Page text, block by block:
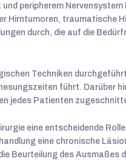
peripherem
Hirntumoren, traumatische
durch, die auf die
Techniken
führt. Darüber
jedes Patienten
eine entscheidende
eine chronische
Beurteilung des Ausmaßes